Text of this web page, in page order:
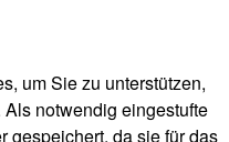
um Sie zu unterstützen,
notwendig eingestufte
gespeichert, da sie für das